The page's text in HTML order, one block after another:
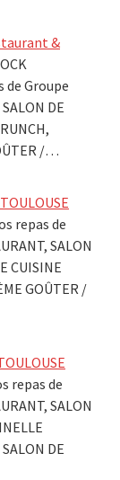
&
de Groupe
DE
/…
repas de
SALON
CUISINE
GOÛTER /
repas de
SALON
DE